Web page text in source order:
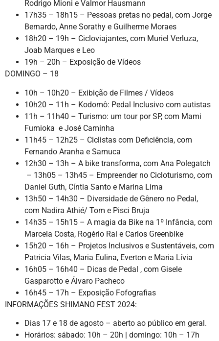
Rodrigo Mioni e Valmor Hausmann
17h35 – 18h15 – Pessoas pretas no pedal, com Jorge
Bernardo, Anne Sorathy e Guilherme Moraes
18h20 – 19h – Cicloviajantes, com Muriel Verluza,
Joab Marques e Leo
19h – 20h – Exposição de Vídeos
DOMINGO – 18
10h – 10h20 – Exibição de Filmes / Vídeos
10h20 – 11h – Kodomô: Pedal Inclusivo com autistas
11h – 11h40 – Turismo: um tour por SP, com Mami
Fumioka e José Caminha
11h45 – 12h25 – Ciclistas com Deficiência, com
Fernando Aranha e Samuca
12h30 – 13h – A bike transforma, com Ana Polegatch
– 13h05 – 13h45 – Empreender no Cicloturismo, com
Daniel Guth, Cíntia Santo e Marina Lima
13h50 – 14h30 – Diversidade de Gênero no Pedal,
com Nadira Athié/ Tom e Pisci Bruja
14h35 – 15h15 – A magia da Bike na 1º Infância, com
Marcela Costa, Rogério Rai e Carlos Greenbike
15h20 – 16h – Projetos Inclusivos e Sustentáveis, com
Patricia Vilas, Maria Eulina, Everton e Maria Lívia
16h05 – 16h40 – Dicas de Pedal , com Gisele
Gasparotto e Álvaro Pacheco
16h45 – 17h – Exposição Fofografias
INFORMAÇÕES SHIMANO FEST 2024:
Dias 17 e 18 de agosto – aberto ao público em geral.
Horários: sábado: 10h – 20h | domingo: 10h – 17h